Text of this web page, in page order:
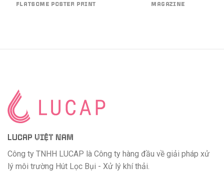
FLATSOME POSTER PRINT MAGAZINE
LUCAP VIỆT NAM
Công ty TNHH LUCAP là Công ty hàng đầu về giải pháp xử
lý môi trường Hút Lọc Bụi - Xử lý khí thải.